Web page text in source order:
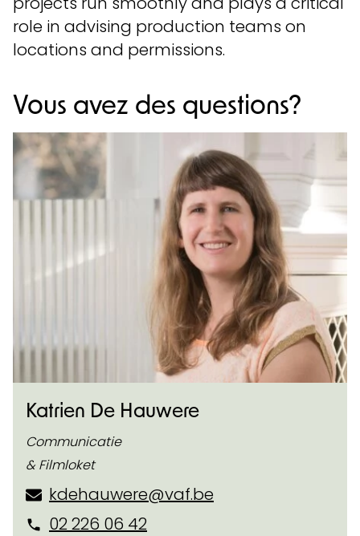
role in advising production teams on
locations and permissions.
Vous avez des questions?
Katrien De Hauwere
Communicatie
& Filmloket
kdehauwere@vaf.be
02 226 06 42